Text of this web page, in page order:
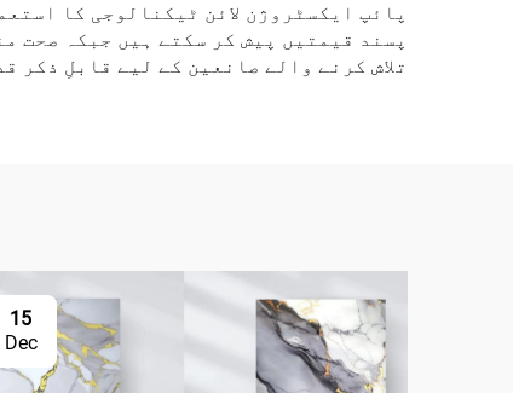
پائپ ایکسٹروژن لائن ٹیکنالوجی کا
تلاش کرنے والے صانعین کے لیے قابلِ ذکر
15
Dec